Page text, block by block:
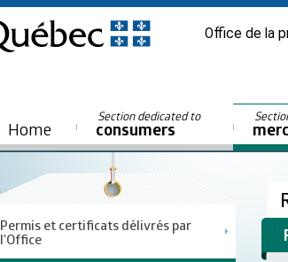
Office de la
Home
Section dedicated to
consumers
Permis et certificats délivrés par
l'Office